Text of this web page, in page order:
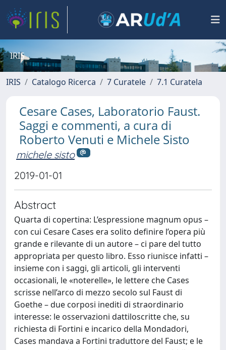
IRIS
IRIS Catalogo Ricerca 7 Curatele 7.1 Curatela
Cesare Cases, Laboratorio Faust.
Saggi e commenti, a cura di
Roberto Venuti e Michele Sisto
michele sisto
2019-01-01
Abstract
Quarta di copertina: L’espressione magnum opus –
con cui Cesare Cases era solito definire l’opera più
grande e rilevante di un autore – ci pare del tutto
appropriata per questo libro. Esso riunisce infatti –
insieme con i saggi, gli articoli, gli interventi
occasionali, le «noterelle», le lettere che Cases
scrisse nell’arco di mezzo secolo sul Faust di
Goethe – due corposi inediti di straordinario
interesse: le osservazioni dattiloscritte che, su
richiesta di Fortini e incarico della Mondadori,
Cases mandava a Fortini traduttore del Faust; e le